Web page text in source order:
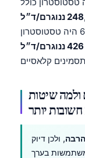
248 ננוגרם/ד״ל
חופשי מחושב בטווח; לאישה רזה בת 62 היה טסטוסטרון
426 ננוגרם/ד״ל
ולמה שיטות
יותר
, ולכן דיוק
בערך